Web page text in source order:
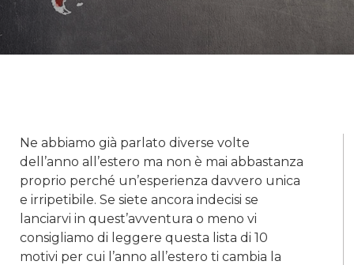
Ne abbiamo già parlato diverse volte
dell’anno all’estero ma non è mai abbastanza
proprio perché un’esperienza davvero unica
e irripetibile. Se siete ancora indecisi se
lanciarvi in quest’avventura o meno vi
consigliamo di leggere questa lista di 10
motivi per cui l’anno all’estero ti cambia la